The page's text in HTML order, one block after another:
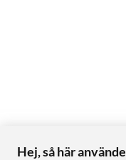
Hej, så här